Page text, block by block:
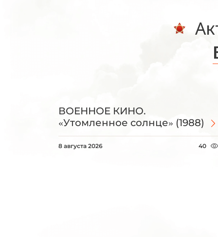
ВОЕННОЕ КИНО.
«Утомленное солнце» (1988)
8 августа 2026 40